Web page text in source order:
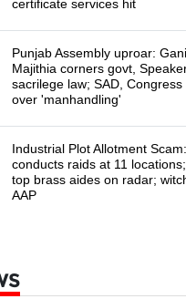
certificate services hit
Punjab Assembly uproar:
Majithia corners govt,
sacrilege law; SAD, Congress
over 'manhandling'
Industrial Plot Allotment
conducts raids at 11
top brass aides on radar;
AAP